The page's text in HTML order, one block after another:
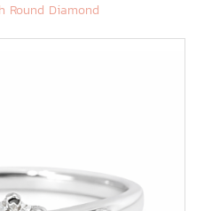
Round Diamond